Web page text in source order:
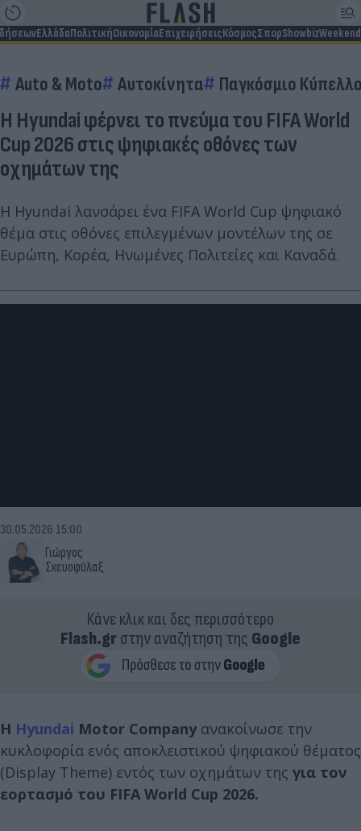
ΕλλάδαΠολιτικήΟικονομίαΕπιχειρήσειςΚόσμοςΣπορShowbizWeekend
Auto & Moto Αυτοκίνητα Παγκόσμιο
Η Hyundai φέρνει το πνεύμα του FIFA World
Cup 2026 στις ψηφιακές οθόνες των
οχημάτων της
Η Hyundai λανσάρει ένα FIFA World Cup ψηφιακό
θέμα στις οθόνες επιλεγμένων μοντέλων της σε
Ευρώπη, Κορέα, Ηνωμένες Πολιτείες και Καναδά.
Γιώργος
Σκευοφύλαξ
30.05.2026 15:00
Κάνε κλικ και δες περισσότερο
Flash.grστην αναζήτηση της Google
Η Hyundai Motor Companyανακοίνωσε την
κυκλοφορία ενός αποκλειστικού ψηφιακού θέματος
(Display Theme) εντός των οχημάτων της για τον
εορτασμό του FIFA World Cup 2026.